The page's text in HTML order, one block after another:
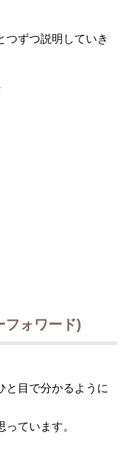
つずつ説明していき
ォワード)
と目で分かるように
ています。